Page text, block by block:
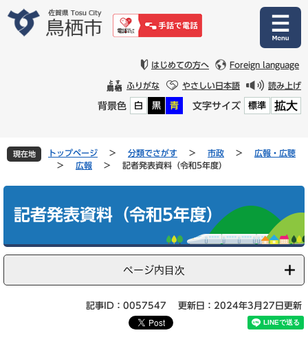
文
はじめての方へ Foreign language
ふりがな やさしい日本語 読み上げ
背景色 白 黒 青 文字サイズ 標準 拡大
現在地 トップページ > 分類でさがす > 市政 >
広報・広聴
>
広報 > 記者発表資料（令和5年度）
記者発表資料（令和5年度）
ページ内目次
記事ID：0057547 更新日：2024年3月27日更新